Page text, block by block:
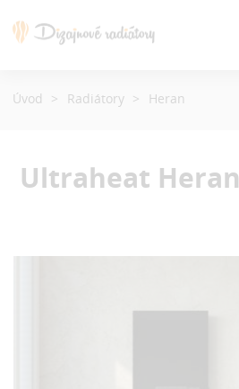
Ultraheat Heran
Úvod Radiátory Heran